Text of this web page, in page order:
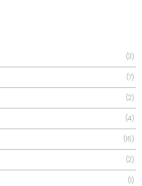
3
7
2
4
16
2
1